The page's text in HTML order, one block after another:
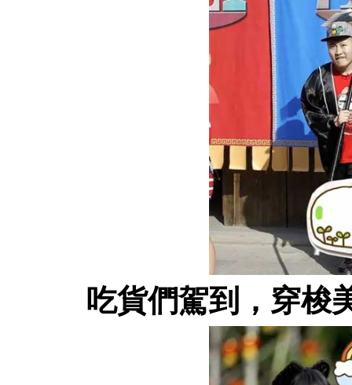
吃貨們駕到，穿梭